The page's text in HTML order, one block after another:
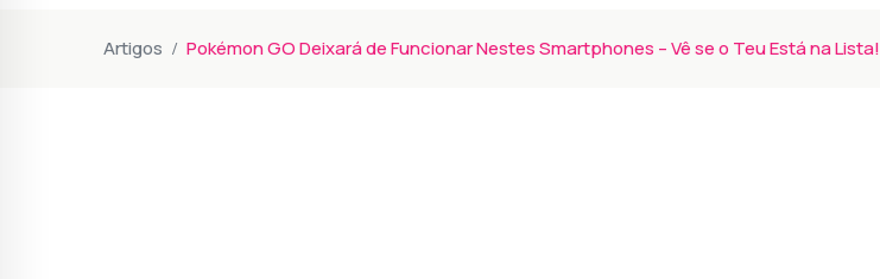
Artigos Pokémon GO Deixará de Funcionar Nestes Smartphones – Vê se o Teu Está na Lista!